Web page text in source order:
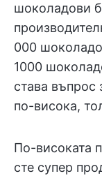
шоколадови
000
1000
става въпрос
по-висока,
По-високата
сте супер